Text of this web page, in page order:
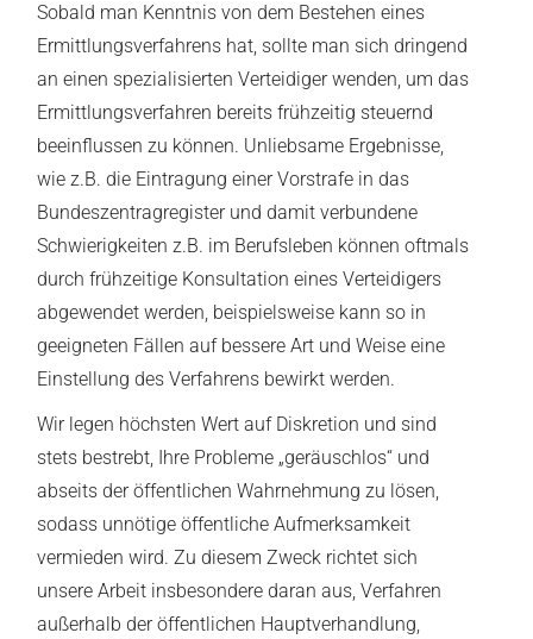
Sobald man Kenntnis von dem Bestehen eines
Ermittlungsverfahrens hat, sollte man sich dringend
an einen spezialisierten Verteidiger wenden, um das
Ermittlungsverfahren bereits frühzeitig steuernd
beeinflussen zu können. Unliebsame Ergebnisse,
wie z.B. die Eintragung einer Vorstrafe in das
Bundeszentragregister und damit verbundene
Schwierigkeiten z.B. im Berufsleben können oftmals
durch frühzeitige Konsultation eines Verteidigers
abgewendet werden, beispielsweise kann so in
geeigneten Fällen auf bessere Art und Weise eine
Einstellung des Verfahrens bewirkt werden.
Wir legen höchsten Wert auf Diskretion und sind
stets bestrebt, Ihre Probleme „geräuschlos“ und
abseits der öffentlichen Wahrnehmung zu lösen,
sodass unnötige öffentliche Aufmerksamkeit
vermieden wird. Zu diesem Zweck richtet sich
unsere Arbeit insbesondere daran aus, Verfahren
außerhalb der öffentlichen Hauptverhandlung,